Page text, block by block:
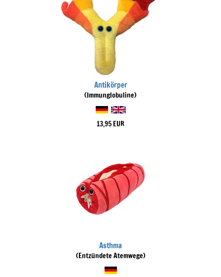
Antikörper
(Immunglobuline)
13,95 EUR
Asthma
(Entzündete Atemwege)